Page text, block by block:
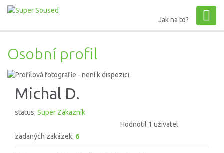
Jak na to?
Osobní profil
Michal D.
status: Super Zákazník
Hodnotil 1 uživatel
zadaných zakázek: 6